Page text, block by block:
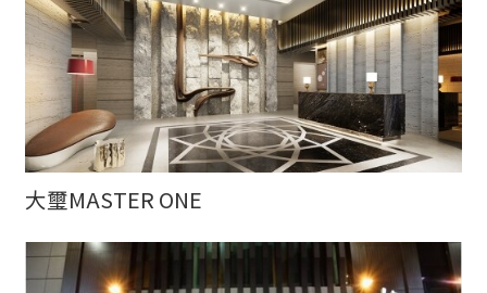
大璽MASTER ONE